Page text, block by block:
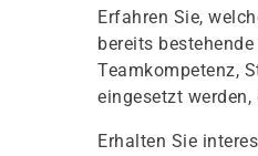
Erfahren Sie,
bereits
Teamkompetenz,
eingesetzt
Erhalten Sie